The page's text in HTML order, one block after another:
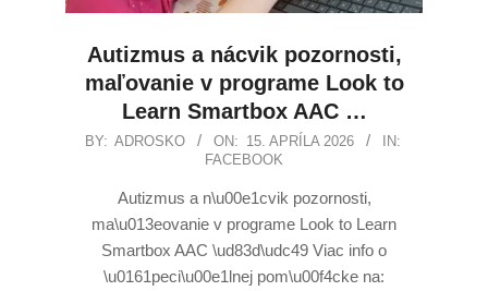
Autizmus a nácvik pozornosti,
maľovanie v programe Look to
Learn Smartbox AAC …
BY: ADROSKO ON: 15. APRÍLA 2026
IN:
FACEBOOK
Autizmus a n\u00e1cvik pozornosti,
ma\u013eovanie v programe Look to Learn
Smartbox AAC \ud83d\udc49 Viac info o
\u0161peci\u00e1lnej pom\u00f4cke na: